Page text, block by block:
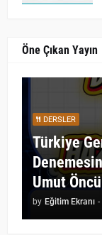
Öne Çıkan Yayın
DERSLER
Türkiye
Umut
by Eğitim Ekranı -